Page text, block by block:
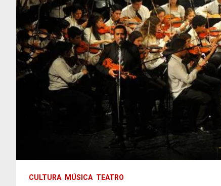
CULTURA MÚSICA TEATRO